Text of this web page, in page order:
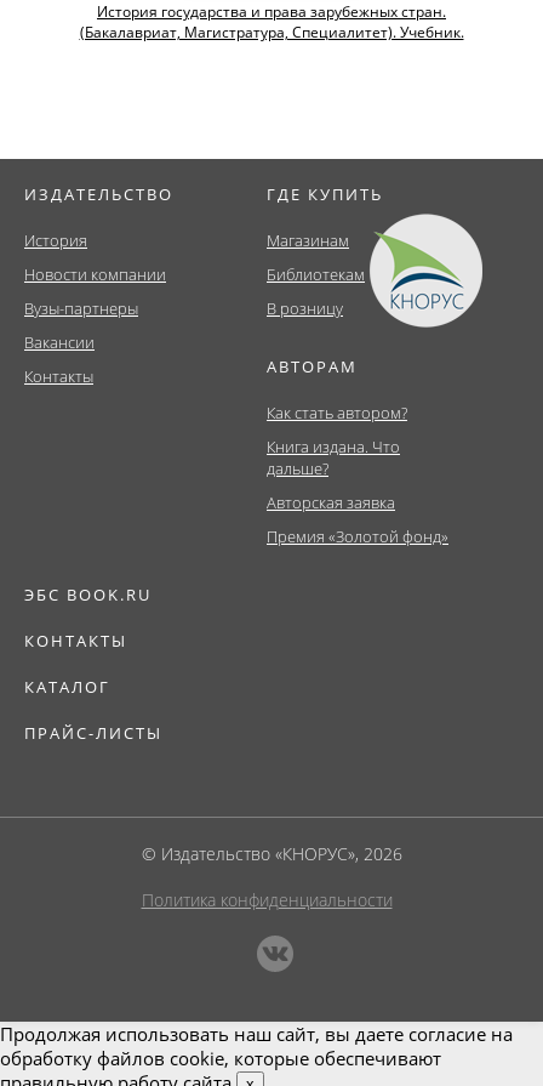
История государства и права зарубежных стран.
(Бакалавриат, Магистратура, Специалитет). Учебник.
ИЗДАТЕЛЬСТВО
История
Новости компании
Вузы-партнеры
Вакансии
Контакты
ГДЕ КУПИТЬ
Магазинам
Библиотекам
В розницу
АВТОРАМ
Как стать автором?
Книга издана. Что
дальше?
Авторская заявка
Премия «Золотой фонд»
ЭБС BOOK.RU
КОНТАКТЫ
КАТАЛОГ
ПРАЙС-ЛИСТЫ
© Издательство «КНОРУС», 2026
Политика конфиденциальности
Продолжая использовать наш сайт, вы даете согласие на
обработку файлов cookie, которые обеспечивают